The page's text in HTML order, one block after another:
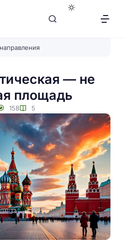
— не
площадь
158 5